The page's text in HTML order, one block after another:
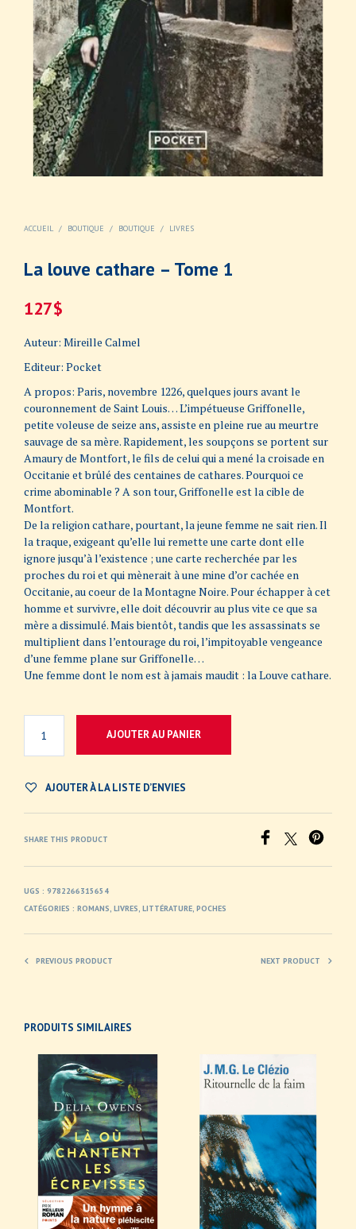
ACCUEIL / BOUTIQUE / BOUTIQUE / LIVRES
La louve cathare – Tome 1
127$
Auteur: Mireille Calmel
Editeur: Pocket
A propos: Paris, novembre 1226, quelques jours avant le
couronnement de Saint Louis… L’impétueuse Griffonelle,
petite voleuse de seize ans, assiste en pleine rue au meurtre
sauvage de sa mère. Rapidement, les soupçons se portent sur
Amaury de Montfort, le fils de celui qui a mené la croisade en
Occitanie et brûlé des centaines de cathares. Pourquoi ce
crime abominable ? A son tour, Griffonelle est la cible de
Montfort.
De la religion cathare, pourtant, la jeune femme ne sait rien. Il
la traque, exigeant qu’elle lui remette une carte dont elle
ignore jusqu’à l’existence ; une carte recherchée par les
proches du roi et qui mènerait à une mine d’or cachée en
Occitanie, au coeur de la Montagne Noire. Pour échapper à cet
homme et survivre, elle doit découvrir au plus vite ce que sa
mère a dissimulé. Mais bientôt, tandis que les assassinats se
multiplient dans l’entourage du roi, l’impitoyable vengeance
d’une femme plane sur Griffonelle…
Une femme dont le nom est à jamais maudit : la Louve cathare.
AJOUTER AU PANIER
AJOUTER À LA LISTE D’ENVIES
SHARE THIS PRODUCT
UGS : 9782266315654
CATÉGORIES : ROMANS, LIVRES, LITTÉRATURE, POCHES
PREVIOUS PRODUCT NEXT PRODUCT
PRODUITS SIMILAIRES